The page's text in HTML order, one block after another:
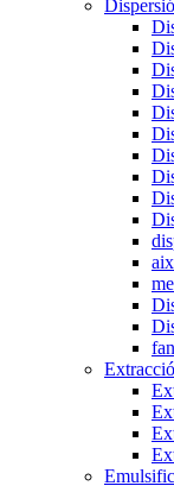
Dispersió
Extracció